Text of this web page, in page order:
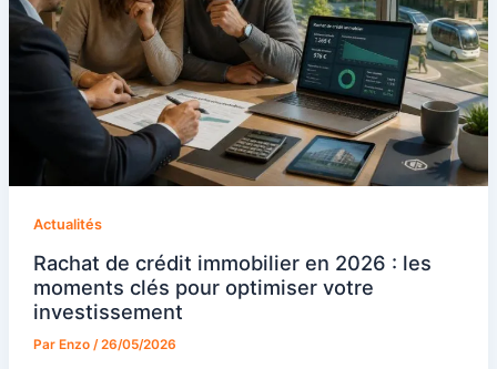
Actualités
Rachat de crédit immobilier en 2026 : les
moments clés pour optimiser votre
investissement
Par Enzo /26/05/2026